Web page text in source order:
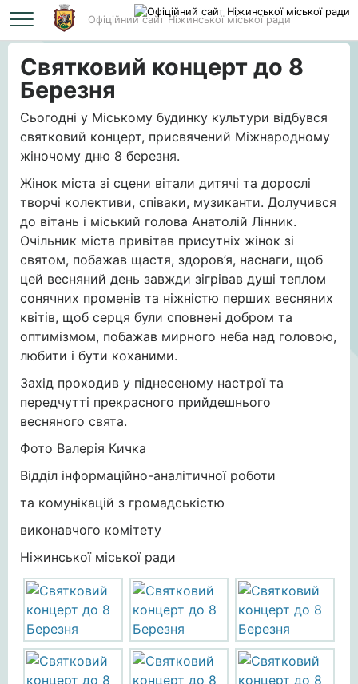
Офіційний сайт Ніжинської міської ради
Головна Святковий концерт до 8 Березня
Святковий концерт до 8
Березня
Сьогодні у Міському будинку культури відбувся
святковий концерт, присвячений Міжнародному
жіночому дню 8 березня.
Жінок міста зі сцени вітали дитячі та дорослі
творчі колективи, співаки, музиканти. Долучився
до вітань і міський голова Анатолій Лінник.
Очільник міста привітав присутніх жінок зі
святом, побажав щастя, здоров’я, наснаги, щоб
цей весняний день завжди зігрівав душі теплом
сонячних променів та ніжністю перших весняних
квітів, щоб серця були сповнені добром та
оптимізмом, побажав мирного неба над головою,
любити і бути коханими.
Захід проходив у піднесеному настрої та
передчутті прекрасного прийдешнього
весняного свята.
Фото Валерія Кичка
Відділ інформаційно-аналітичної роботи
та комунікацій з громадськістю
виконавчого комітету
Ніжинської міської ради